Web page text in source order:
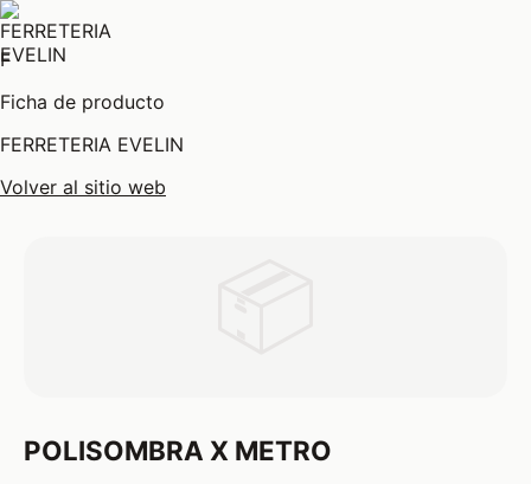
F
Ficha de producto
FERRETERIA EVELIN
Volver al sitio web
POLISOMBRA X METRO